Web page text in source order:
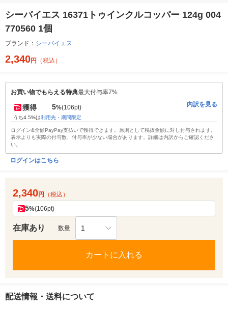
シーバイエス 16371トゥインクルコッパー 124g 004
770560 1個
ブランド： シーバイエス
2,340円 （税込）
お買い物でもらえる特典最大付与率7%
獲得 5%(106pt)
うち4.5%は利用先・期間限定
内訳を見る
ログイン&全額PayPay支払いで獲得できます。原則として税抜金額に対し付与されます。
表示よりも実際の付与数、付与率が少ない場合があります。詳細は内訳からご確認くださ
い。
ログインはこちら
2,340円 （税込）
5%(106pt)
在庫あり 数量 1
カートに入れる
配送情報・送料について